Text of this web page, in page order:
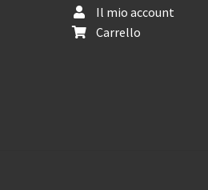
Il mio account
Carrello